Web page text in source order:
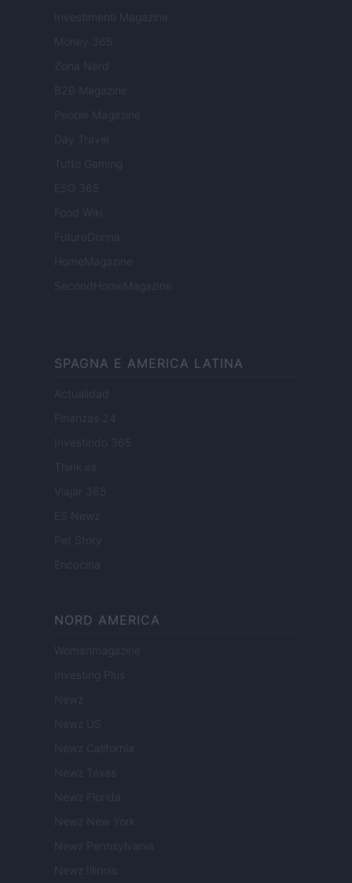
Investimenti Magazine
Money 365
Zona Nerd
B2B Magazine
People Magazine
Day Travel
Tutto Gaming
ESG 365
Food Wiki
FuturoDonna
HomeMagazine
SecondHomeMagazine
SPAGNA E AMERICA LATINA
Actualidad
Finanzas 24
Investindo 365
Think.es
Viajar 365
ES Newz
Encocina
NORD AMERICA
Womanmagazine
Investing Plus
Newz
Newz US
Newz California
Newz Texas
Newz Florida
Newz New York
Newz Pennsylvania
Newz Illinois